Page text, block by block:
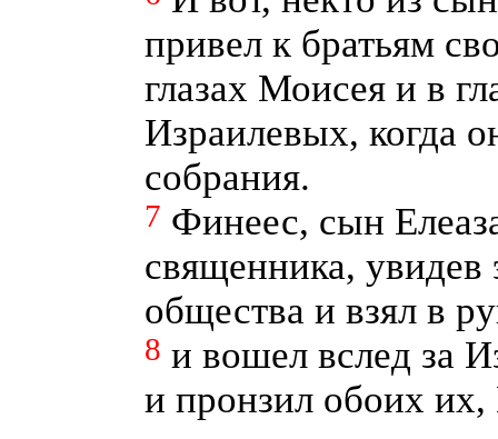
привел к братьям
глазах Моисея и в
Израилевых, когда
собрания.
7 Финеес, сын
священника, увидев
общества и взял в
8 и вошел вслед за
и пронзил обоих их,